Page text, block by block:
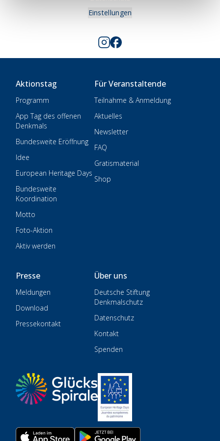
Einstellungen
Aktionstag
Programm
App Tag des offenen
Denkmals
Bundesweite Eröffnung
Idee
European Heritage Days
Bundesweite
Koordination
Motto
Foto-Aktion
Aktiv werden
Für Veranstaltende
Teilnahme & Anmeldung
Aktuelles
Newsletter
FAQ
Gratismaterial
Shop
Presse
Meldungen
Download
Pressekontakt
Über uns
Deutsche Stiftung
Denkmalschutz
Datenschutz
Kontakt
Spenden